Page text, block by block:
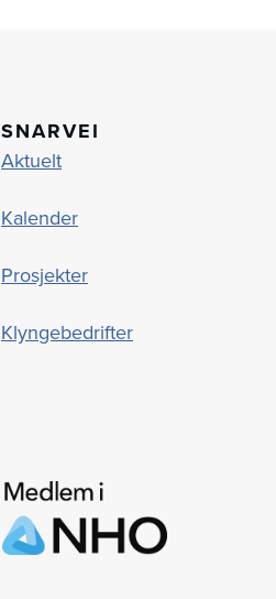
SNARVEI
Aktuelt
Kalender
Prosjekter
Klyngebedrifter